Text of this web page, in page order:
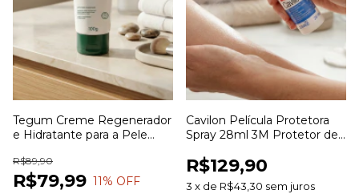
Tegum Creme Regenerador
e Hidratante para a Pele
R$79,99
R$89,90
11% OFF
Cavilon Película Protetora
Spray 28ml 3M Protetor de
R$129,90
3 x de R$43,30 sem juros